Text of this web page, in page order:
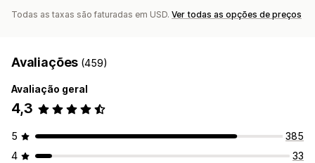
Todas as taxas são faturadas em USD. Ver todas as opções de preços
Avaliações (459)
Avaliação geral
4,3
5
385
4
33